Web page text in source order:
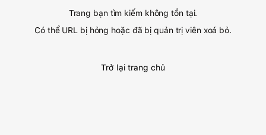
Trang bạn tìm kiếm không tồn tại.
Có thể URL bị hỏng hoặc đã bị quản trị viên xoá bỏ.
Trở lại trang chủ